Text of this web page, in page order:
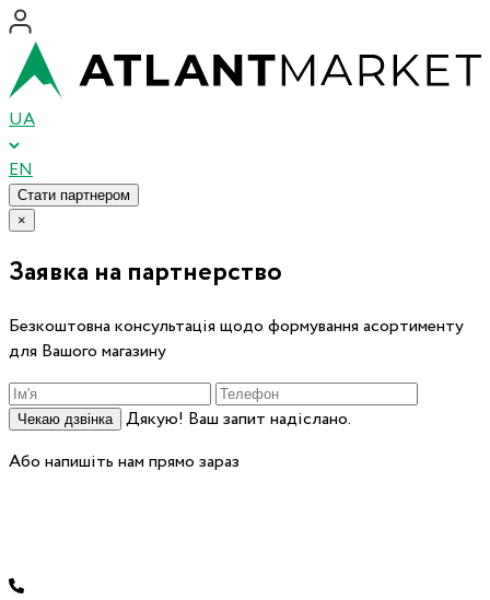
UA
EN
Стати партнером
×
Заявка на партнерство
Безкоштовна консультація щодо формування асортименту
для Вашого магазину
Чекаю дзвінка
Дякую! Ваш запит надіслано.
Або напишіть нам прямо зараз